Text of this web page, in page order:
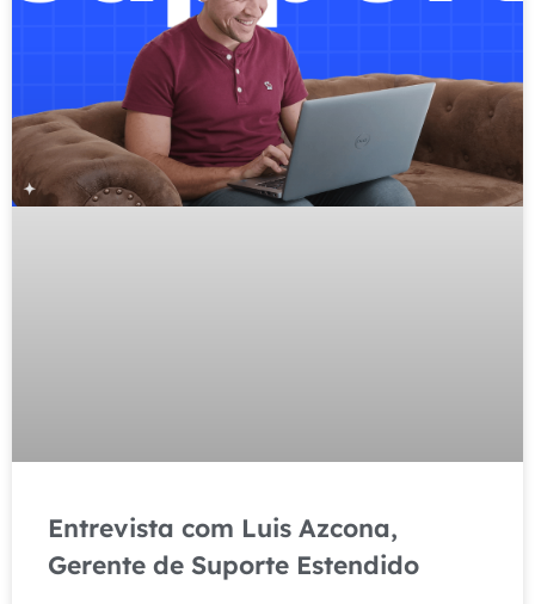
Entrevista com Luis Azcona,
Gerente de Suporte Estendido